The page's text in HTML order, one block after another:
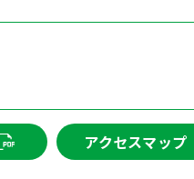
アクセスマップ